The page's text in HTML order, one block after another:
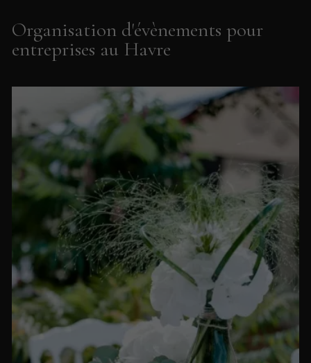
Organisation d'évènements pour
entreprises au Havre